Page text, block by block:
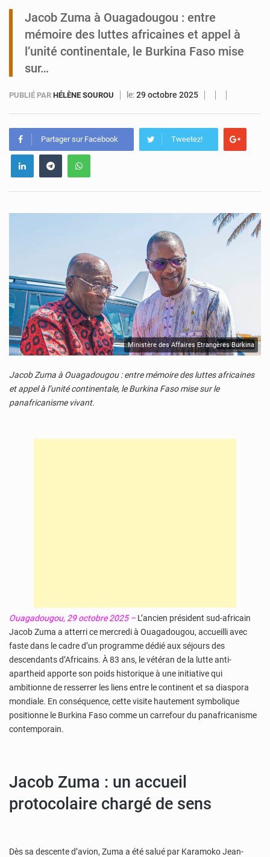
Jacob Zuma à Ouagadougou : entre
mémoire des luttes africaines et appel à
l’unité continentale, le Burkina Faso mise
sur…
PUBLIÉ PAR HÉLÈNE SOUROU le:29 octobre 2025
Partager sur Facebook Tweetez!
© JD Niger
Ministère des Affaires Etrangères Burkina
Jacob Zuma à Ouagadougou : entre mémoire des luttes africaines
et appel à l’unité continentale, le Burkina Faso mise sur le
panafricanisme vivant.
Ouagadougou, 29 octobre 2025 –L’ancien président sud-africain
Jacob Zuma a atterri ce mercredi à Ouagadougou, accueilli avec
faste dans le cadre d’un programme dédié aux séjours des
descendants d’Africains. À 83 ans, le vétéran de la lutte anti-
apartheid apporte son poids historique à une initiative qui
ambitionne de resserrer les liens entre le continent et sa diaspora
mondiale. En conséquence, cette visite hautement symbolique
positionne le Burkina Faso comme un carrefour du panafricanisme
contemporain.
Jacob Zuma : un accueil
protocolaire chargé de sens
Dès sa descente d’avion, Zuma a été salué par Karamoko Jean-